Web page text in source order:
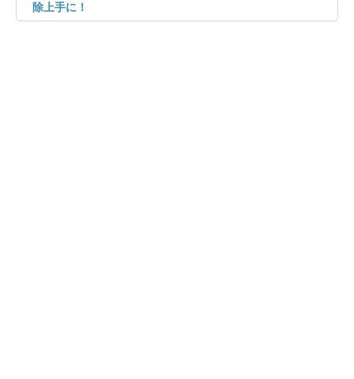
除上手に！